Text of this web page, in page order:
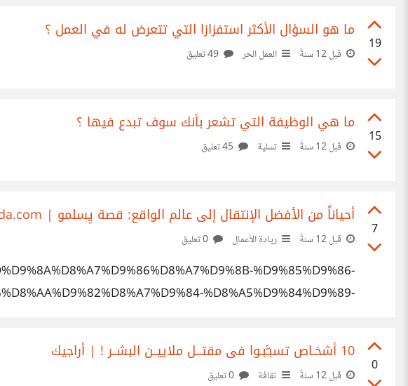
19
ما هو السؤال الأكثر استفزازا التي تتعرض له في العمل ؟
قبل 12 سنةً العمل الحر
15
ما هي الوظيفة التي تشعر بأنك سوف تبدع فيها ؟
قبل 12 سنةً تسلية
7
أحياناً من الأفضل الإنتقال إلى عالم الواقع: قصة يِسلمو | Wamda.com
قبل 12 سنةً ريادة الأعمال
%D9%85%D9%86-
%D8%A5%D9%84%D9%89-
%D9%8A%D9%90%D8%B3%D9%84%D9%85%D9%88
0
10 أشخـاص تسبـَّبـوا فى مقتـــل ملاييــن البشــر ! | أراجيك
قبل 12 سنةً ثقافة